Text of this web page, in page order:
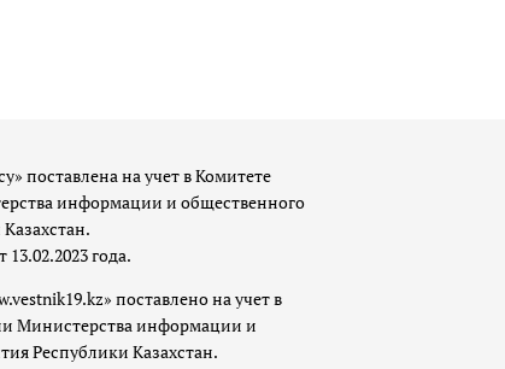
поставлена на учет в Комитете
информации и общественного
года.
поставлено на учет в
Министерства информации и
Республики Казахстан.